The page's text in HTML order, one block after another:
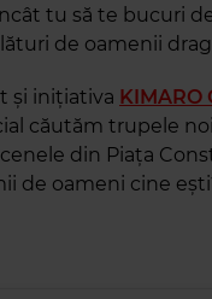
tu să te bucuri
de oamenii
și inițiativa KIMARO
căutăm trupele
din Piața
de oameni cine